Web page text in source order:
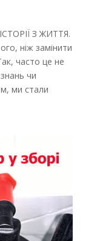
З ЖИТТЯ.
ніж замінити
часто це не
чи
ми стали